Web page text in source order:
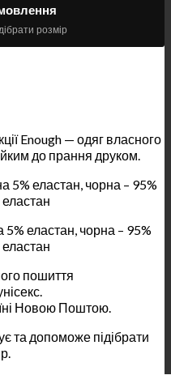
розмір
Enough — одяг власного
до прання друком.
5% еластан, чорна – 95%
еластан, чорна – 95%
пошиття
Новою Поштою.
та допоможе підібрати